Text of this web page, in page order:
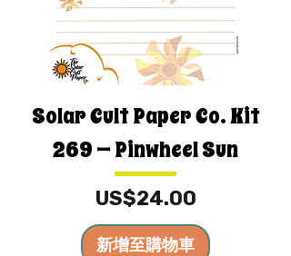
Solar Cult Paper Co. Kit
269 — Pinwheel Sun
價格
US$24.00
新增至購物車